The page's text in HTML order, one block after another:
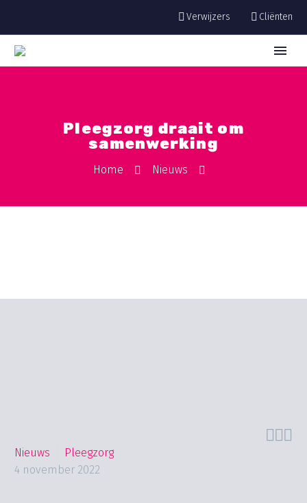
Verwijzers Cliënten
Pleegzorg draait om
samenwerking
Home
Nieuws

Nieuws
Pleegzorg
4 november 2022